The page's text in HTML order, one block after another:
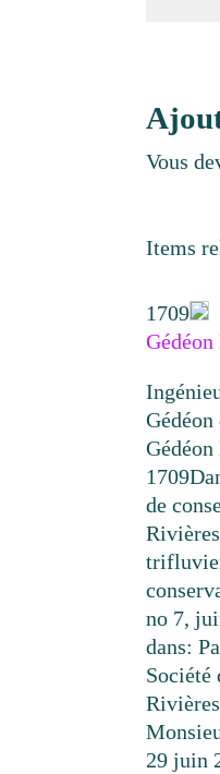
Vous
Items
1709
1709
de
no 7,
dans:
Société
29 juin